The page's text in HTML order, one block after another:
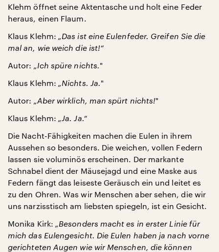
Klehm öffnet seine Aktentasche und holt eine Feder
heraus, einen Flaum.
Klaus Klehm: „Das ist eine Eulenfeder. Greifen Sie die
mal an, wie weich die ist!“
Autor: „Ich spüre nichts."
Klaus Klehm: „Nichts. Ja."
Autor: „Aber wirklich, man spürt nichts!"
Klaus Klehm: „Ja. Ja.“
Die Nacht-Fähigkeiten machen die Eulen in ihrem
Aussehen so besonders. Die weichen, vollen Federn
lassen sie voluminös erscheinen. Der markante
Schnabel dient der Mäusejagd und eine Maske aus
Federn fängt das leiseste Geräusch ein und leitet es
zu den Ohren. Was wir Menschen aber sehen, die wir
uns narzisstisch am liebsten spiegeln, ist ein Gesicht.
Monika Kirk: „Besonders macht es in erster Linie für
mich das Eulengesicht. Die Eulen haben ja nach vorne
gerichteten Augen wie wir Menschen, die können